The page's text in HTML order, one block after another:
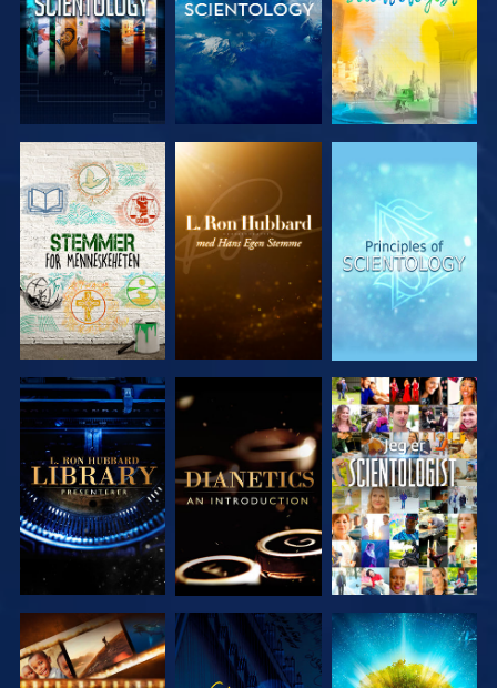
UTFORSK
SERIEN
UTFORSK
SERIEN
UTFORSK
SERIEN
UTFORSK
SERIEN
UTFORSK
SERIEN
SE
UTFORSK
SE
UTFORSK